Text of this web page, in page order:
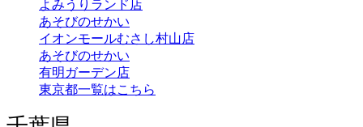
よみうりランド店
あそびのせかい
イオンモールむさし村山店
あそびのせかい
有明ガーデン店
東京都一覧はこちら